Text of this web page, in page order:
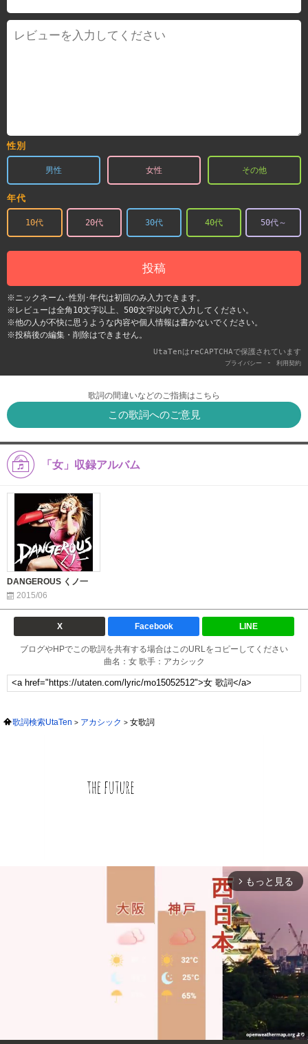
性別
男性 女性 その他
年代
10代 20代 30代 40代 50代～
投稿
※ニックネーム･性別･年代は初回のみ入力できます。
※レビューは全角10文字以上、500文字以内で入力してください。
※他の人が不快に思うような内容や個人情報は書かないでください。
※投稿後の編集・削除はできません。
UtaTenはreCAPTCHAで保護されています
プライバシー - 利用契約
歌詞の間違いなどのご指摘はこちら
この歌詞へのご意見
「女」収録アルバム
DANGEROUS くノ一
2015/06
X Facebook LINE
ブログやHPでこの歌詞を共有する場合はこのURLをコピーしてください
曲名：女 歌手：アカシック
歌詞検索UtaTen アカシック 女歌詞
arrow_forward_ios もっと見る